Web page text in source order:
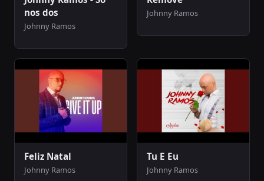
nos dos
Johnny Ramos
Johnny Ramos
Feliz Natal
Johnny Ramos
Tu E Eu
Johnny Ramos